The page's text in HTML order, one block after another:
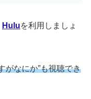
Huluを利用しましょ
がなにか”も視聴でき